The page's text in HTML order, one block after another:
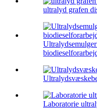
ultralyd grafen
Laboratorie